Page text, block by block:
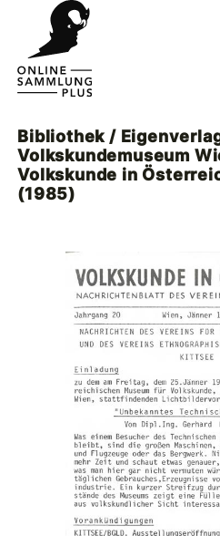
Bibliothek /
Volkskundemuseum
Volkskunde in
(1985)